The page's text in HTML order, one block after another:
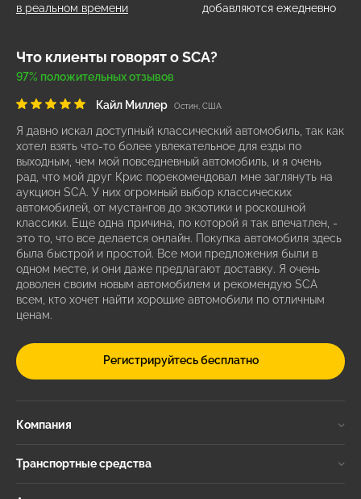
в реальном времени
добавляются ежедневно
Что клиенты говорят о SCA?
97% положительных отзывов
Кайл Миллер Остин, США
Я давно искал доступный классический автомобиль, так как
хотел взять что-то более увлекательное для езды по
выходным, чем мой повседневный автомобиль, и я очень
рад, что мой друг Крис порекомендовал мне заглянуть на
аукцион SCA. У них огромный выбор классических
автомобилей, от мустангов до экзотики и роскошной
классики. Еще одна причина, по которой я так впечатлен, -
это то, что все делается онлайн. Покупка автомобиля здесь
была быстрой и простой. Все мои предложения были в
одном месте, и они даже предлагают доставку. Я очень
доволен своим новым автомобилем и рекомендую SCA
всем, кто хочет найти хорошие автомобили по отличным
ценам.
Регистрируйтесь бесплатно
Компания
Транспортные средства